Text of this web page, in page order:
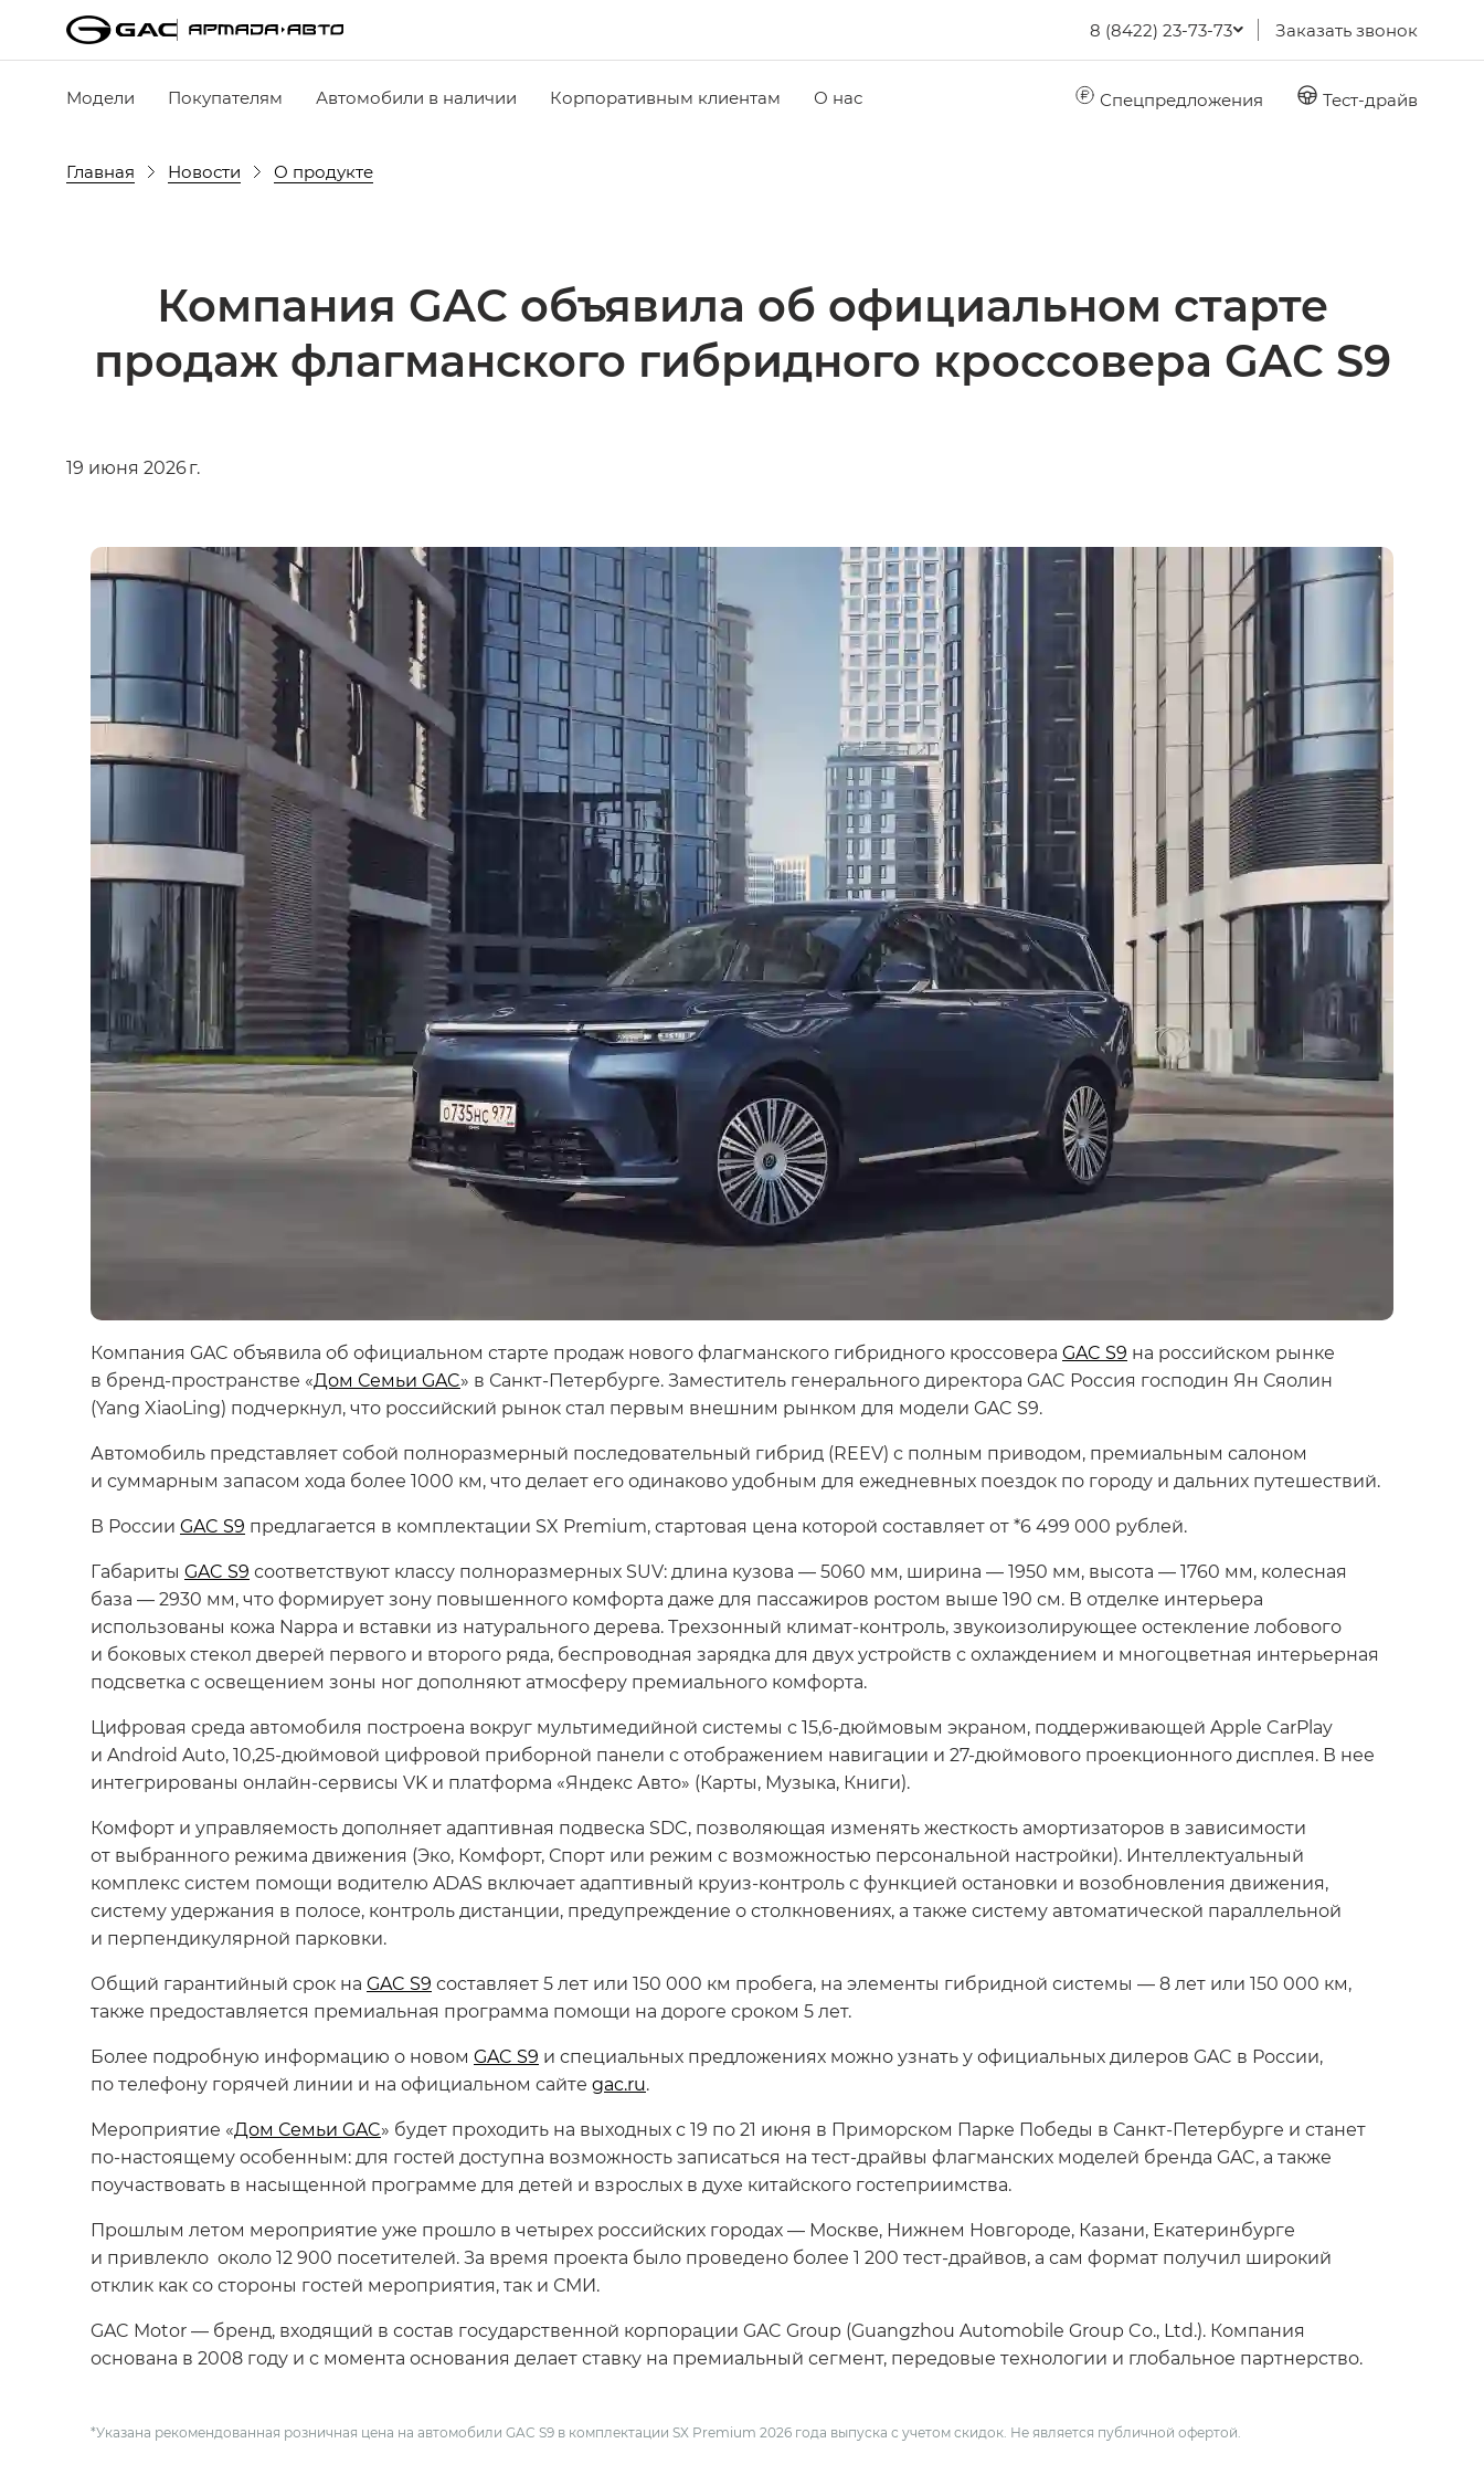
8 (8422) 23-73-73 Заказать звонок
Модели Покупателям Автомобили в наличии Корпоративным клиентам О нас Спецпредложения Тест-драйв
Главная Новости О продукте
Компания GAC объявила об официальном старте
продаж флагманского гибридного кроссовера GAC S9
19 июня 2026 г.
Компания GAC объявила об официальном старте продаж нового флагманского гибридного кроссовера GAC S9 на российском рынке
в бренд-пространстве «Дом Семьи GAC» в Санкт-Петербурге. Заместитель генерального директора GAC Россия господин Ян Сяолин
(Yang XiaoLing) подчеркнул, что российский рынок стал первым внешним рынком для модели GAC S9.
Автомобиль представляет собой полноразмерный последовательный гибрид (REEV) с полным приводом, премиальным салоном
и суммарным запасом хода более 1000 км, что делает его одинаково удобным для ежедневных поездок по городу и дальних путешествий.
В России GAC S9 предлагается в комплектации SX Premium, стартовая цена которой составляет от *6 499 000 рублей.
Габариты GAC S9 соответствуют классу полноразмерных SUV: длина кузова — 5060 мм, ширина — 1950 мм, высота — 1760 мм, колесная
база — 2930 мм, что формирует зону повышенного комфорта даже для пассажиров ростом выше 190 см. В отделке интерьера
использованы кожа Nappa и вставки из натурального дерева. Трехзонный климат-контроль, звукоизолирующее остекление лобового
и боковых стекол дверей первого и второго ряда, беспроводная зарядка для двух устройств с охлаждением и многоцветная интерьерная
подсветка с освещением зоны ног дополняют атмосферу премиального комфорта.
Цифровая среда автомобиля построена вокруг мультимедийной системы с 15,6-дюймовым экраном, поддерживающей Apple CarPlay
и Android Auto, 10,25-дюймовой цифровой приборной панели с отображением навигации и 27-дюймового проекционного дисплея. В нее
интегрированы онлайн-сервисы VK и платформа «Яндекс Авто» (Карты, Музыка, Книги).
Комфорт и управляемость дополняет адаптивная подвеска SDC, позволяющая изменять жесткость амортизаторов в зависимости
от выбранного режима движения (Эко, Комфорт, Спорт или режим с возможностью персональной настройки). Интеллектуальный
комплекс систем помощи водителю ADAS включает адаптивный круиз-контроль с функцией остановки и возобновления движения,
систему удержания в полосе, контроль дистанции, предупреждение о столкновениях, а также систему автоматической параллельной
и перпендикулярной парковки.
Общий гарантийный срок на GAC S9 составляет 5 лет или 150 000 км пробега, на элементы гибридной системы — 8 лет или 150 000 км,
также предоставляется премиальная программа помощи на дороге сроком 5 лет.
Более подробную информацию о новом GAC S9 и специальных предложениях можно узнать у официальных дилеров GAC в России,
по телефону горячей линии и на официальном сайте gac.ru.
Мероприятие «Дом Семьи GAC» будет проходить на выходных с 19 по 21 июня в Приморском Парке Победы в Санкт-Петербурге и станет
по-настоящему особенным: для гостей доступна возможность записаться на тест-драйвы флагманских моделей бренда GAC, а также
поучаствовать в насыщенной программе для детей и взрослых в духе китайского гостеприимства.
Прошлым летом мероприятие уже прошло в четырех российских городах — Москве, Нижнем Новгороде, Казани, Екатеринбурге
и привлекло около 12 900 посетителей. За время проекта было проведено более 1 200 тест-драйвов, а сам формат получил широкий
отклик как со стороны гостей мероприятия, так и СМИ.
GAC Motor — бренд, входящий в состав государственной корпорации GAC Group (Guangzhou Automobile Group Co., Ltd.). Компания
основана в 2008 году и с момента основания делает ставку на премиальный сегмент, передовые технологии и глобальное партнерство.
*Указана рекомендованная розничная цена на автомобили GAC S9 в комплектации SX Premium 2026 года выпуска с учетом скидок. Не является публичной офертой.